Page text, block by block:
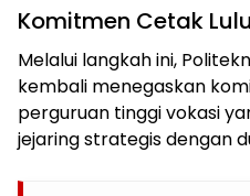
Komitmen Cetak
Melalui langkah ini,
kembali menegaskan
perguruan tinggi vokasi
jejaring strategis dengan